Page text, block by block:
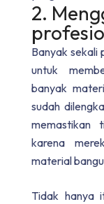
2.
Banyak sekali
untuk
banyak
sudah
memastikan
karena
material
Tidak hanya